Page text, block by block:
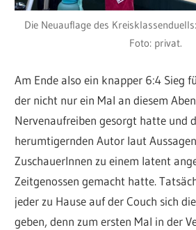
Die Neuauflage des
Foto: privat.
Am Ende also ein knapper 6:4 Sieg
der nicht nur ein Mal an diesem
Nervenaufreiben gesorgt hatte und
herumtigernden Autor laut
ZuschauerInnen zu einem latent
Zeitgenossen gemacht hatte.
jeder zu Hause auf der Couch sich
geben, denn zum ersten Mal in der